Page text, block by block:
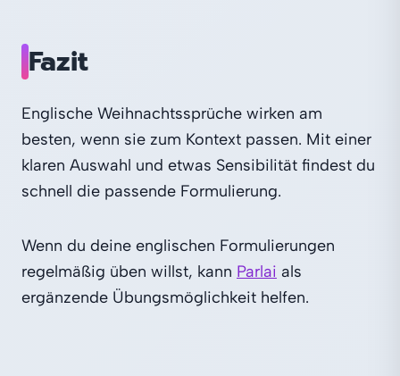
Fazit
Englische Weihnachtssprüche wirken am
besten, wenn sie zum Kontext passen. Mit einer
klaren Auswahl und etwas Sensibilität findest du
schnell die passende Formulierung.
Wenn du deine englischen Formulierungen
regelmäßig üben willst, kann Parlai als
ergänzende Übungsmöglichkeit helfen.